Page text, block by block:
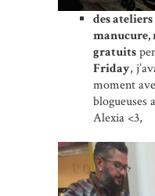
des
manucure,
gratuits
Friday,
moment
blogueuses
Alexia <3,